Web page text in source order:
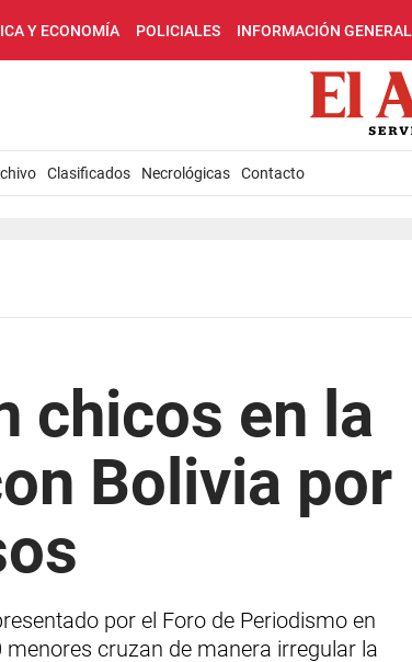
Y ECONOMÍA POLICIALES INFORMACIÓN GENERAL
Clasificados Necrológicas Contacto
chicos en la
Bolivia por
por el Foro de Periodismo en
menores cruzan de manera irregular la